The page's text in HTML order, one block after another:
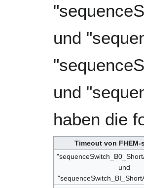
und
und
haben die
Timeout von FHEM-
und